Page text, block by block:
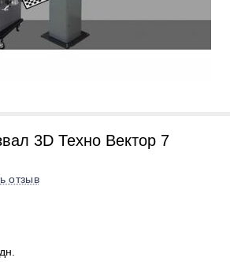
3D Техно Вектор 7
отзыв